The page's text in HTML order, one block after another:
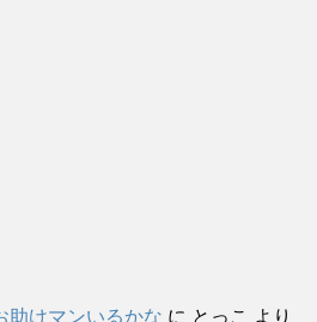
助けマンいるかな に とっこ より